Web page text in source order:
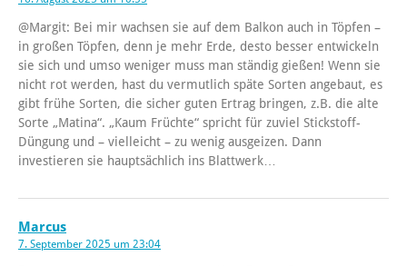
@Margit: Bei mir wachsen sie auf dem Balkon auch in Töpfen –
in großen Töpfen, denn je mehr Erde, desto besser entwickeln
sie sich und umso weniger muss man ständig gießen! Wenn sie
nicht rot werden, hast du vermutlich späte Sorten angebaut, es
gibt frühe Sorten, die sicher guten Ertrag bringen, z.B. die alte
Sorte „Matina“. „Kaum Früchte“ spricht für zuviel Stickstoff-
Düngung und – vielleicht – zu wenig ausgeizen. Dann
investieren sie hauptsächlich ins Blattwerk…
Marcus
7. September 2025 um 23:04